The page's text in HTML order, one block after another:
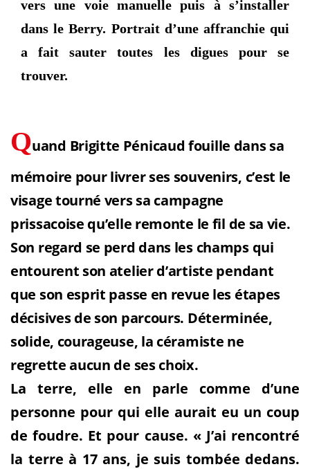
vers une voie manuelle puis à s’installer
dans le Berry. Portrait d’une affranchie qui
a fait sauter toutes les digues pour se
trouver.
Quand Brigitte Pénicaud fouille dans sa
mémoire pour livrer ses souvenirs, c’est le
visage tourné vers sa campagne
prissacoise qu’elle remonte le fil de sa vie.
Son regard se perd dans les champs qui
entourent son atelier d’artiste pendant
que son esprit passe en revue les étapes
décisives de son parcours. Déterminée,
solide, courageuse, la céramiste ne
regrette aucun de ses choix.
La terre, elle en parle comme d’une
personne pour qui elle aurait eu un coup
de foudre. Et pour cause. « J’ai rencontré
la terre à 17 ans, je suis tombée dedans.